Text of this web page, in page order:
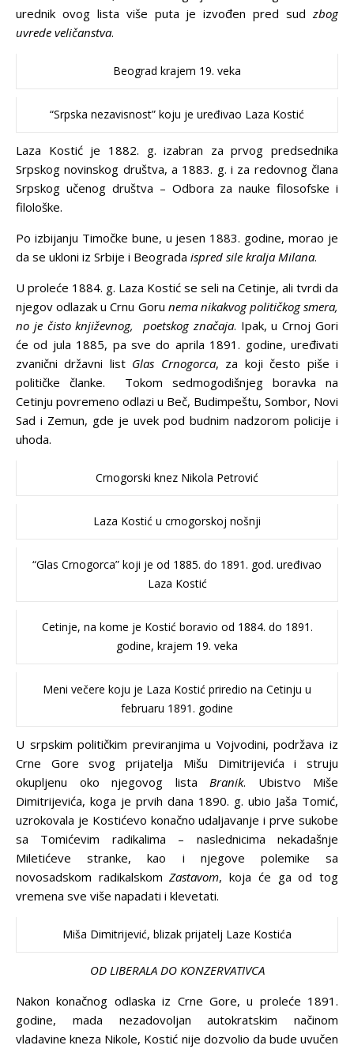
urednik ovog lista više puta je izvođen pred sudzbog
uvrede veličanstva.
Beograd krajem 19. veka
“Srpska nezavisnost” koju je uređivao Laza Kostić
Laza Kostić je 1882. g. izabran za prvog predsednika
Srpskog novinskog društva, a 1883. g. i za redovnog člana
Srpskog učenog društva – Odbora za nauke filosofske i
filološke.
Po izbijanju Timočke bune, u jesen 1883. godine, morao je
da se ukloni iz Srbije i Beograda ispred sile kralja Milana.
U proleće 1884. g. Laza Kostić se seli na Cetinje, ali tvrdi da
njegov odlazak u Crnu Goru nema nikakvog političkog smera,
no je čisto književnog, poetskog značaja. Ipak, u Crnoj Gori
će od jula 1885, pa sve do aprila 1891. godine, uređivati
zvanični državni list Glas Crnogorca, za koji često piše i
političke članke. Tokom sedmogodišnjeg boravka na
Cetinju povremeno odlazi u Beč, Budimpeštu, Sombor, Novi
Sad i Zemun, gde je uvek pod budnim nadzorom policije i
uhoda.
Crnogorski knez Nikola Petrović
Laza Kostić u crnogorskoj nošnji
“Glas Crnogorca” koji je od 1885. do 1891. god. uređivao
Laza Kostić
Cetinje, na kome je Kostić boravio od 1884. do 1891.
godine, krajem 19. veka
Meni večere koju je Laza Kostić priredio na Cetinju u
februaru 1891. godine
U srpskim političkim previranjima u Vojvodini, podržava iz
Crne Gore svog prijatelja Mišu Dimitrijevića i struju
okupljenu oko njegovog lista Branik. Ubistvo Miše
Dimitrijevića, koga je prvih dana 1890. g. ubio Jaša Tomić,
uzrokovala je Kostićevo konačno udaljavanje i prve sukobe
sa Tomićevim radikalima – naslednicima nekadašnje
Miletićeve stranke, kao i njegove polemike sa
novosadskom radikalskomZastavom, koja će ga od tog
vremena sve više napadati i klevetati.
Miša Dimitrijević, blizak prijatelj Laze Kostića
OD LIBERALA DO KONZERVATIVCA
Nakon konačnog odlaska iz Crne Gore, u proleće 1891.
godine, mada nezadovoljan autokratskim načinom
vladavine kneza Nikole, Kostić nije dozvolio da bude uvučen